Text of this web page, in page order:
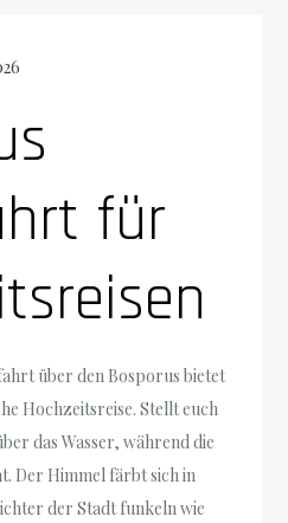
für
über den Bosporus bietet
Hochzeitsreise. Stellt euch
das Wasser, während die
Der Himmel färbt sich in
der Stadt funkeln wie